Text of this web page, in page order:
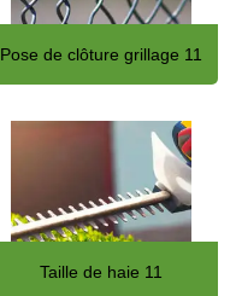
Pose de clôture grillage 11
Taille de haie 11